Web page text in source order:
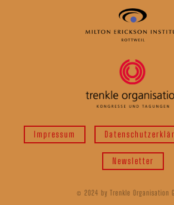
Impressum
Newsletter
© 2024 by Trenkle Organisation